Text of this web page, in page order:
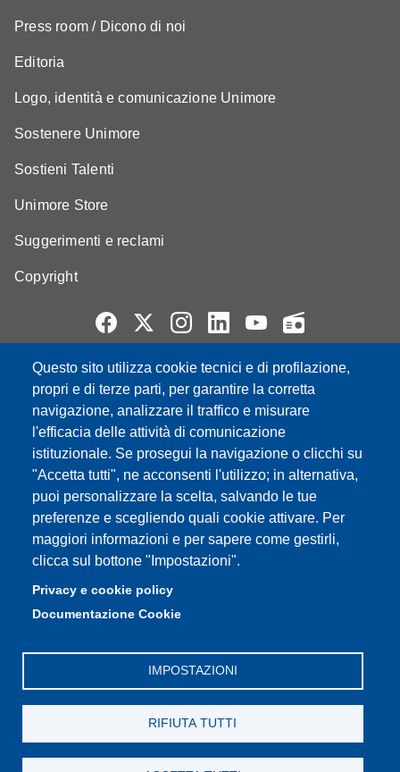
Questo sito utilizza cookie tecnici e di profilazione,
propri e di terze parti, per garantire la corretta
navigazione, analizzare il traffico e misurare
l'efficacia delle attività di comunicazione
istituzionale. Se prosegui la navigazione o clicchi su
"Accetta tutti", ne acconsenti l'utilizzo; in alternativa,
puoi personalizzare la scelta, salvando le tue
preferenze e scegliendo quali cookie attivare. Per
maggiori informazioni e per sapere come gestirli,
clicca sul bottone "Impostazioni".
Privacy e cookie policy
Documentazione Cookie
IMPOSTAZIONI
RIFIUTA TUTTI
Press room / Dicono di noi
Editoria
Logo, identità e comunicazione Unimore
Sostenere Unimore
Sostieni Talenti
Unimore Store
Suggerimenti e reclami
Copyright
Partita IVA: 00427620364
e-mail: urp@unimore.it
PEC: primo contatto: urp@pec.unimore.it
Indirizzo ReGIndE per notifica Atti Processuali:
direzionelegale@pec.unimore.it
Sede di Modena: Via Università 4, 41121 Modena, Tel. 059
2056511 - Fax 059 245156
Sede di Reggio Emilia: Viale A. Allegri 9, 42121 Reggio
Emilia, Tel. 0522 523041 - Fax 0522 523045